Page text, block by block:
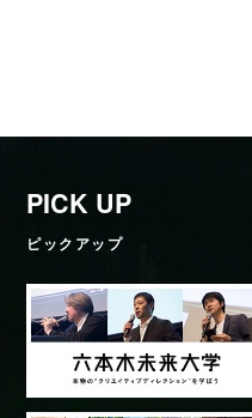
PICK UP
ピックアップ